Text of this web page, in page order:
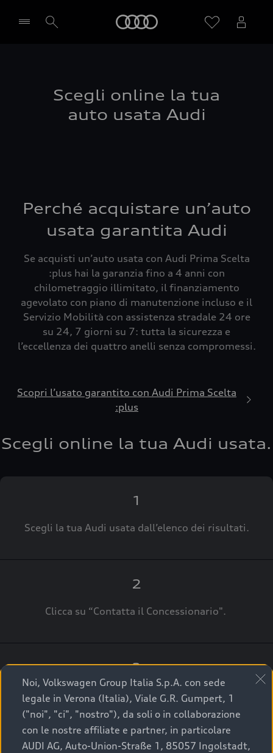
Scegli online la tua
auto usata Audi
Perché acquistare un’auto
usata garantita Audi
Se acquisti un’auto usata con Audi Prima Scelta
:plus hai la garanzia fino a 4 anni con
chilometraggio illimitato, il finanziamento
agevolato con piano di manutenzione incluso e il
Servizio Mobilità con assistenza stradale 24 ore
su 24, 7 giorni su 7: tutta la sicurezza e
l’eccellenza dei quattro anelli senza compromessi.
Scopri l’usato garantito con Audi Prima Scelta
:plus
Scegli online la tua Audi usata.
1
Scegli la tua Audi usata dall’elenco dei risultati.
2
Clicca su “Contatta il Concessionario".
3
A breve verrai ricontattato dal Customer Care
Audi Center o direttamente dal Concessionario
che ti supporterà per finalizzare la tua richiesta.
Noi, Volkswagen Group Italia S.p.A. con sede
legale in Verona (Italia), Viale G.R. Gumpert, 1
("noi", "ci", "nostro"), da soli o in collaborazione
con le nostre affiliate e partner, in particolare
AUDI AG, Auto-Union-Straße 1, 85057 Ingolstadt,